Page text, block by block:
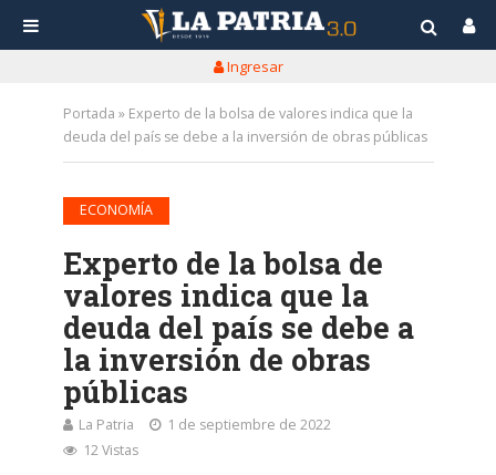
Ingresar
Portada » Experto de la bolsa de valores indica que la
deuda del país se debe a la inversión de obras públicas
ECONOMÍA
Experto de la bolsa de
valores indica que la
deuda del país se debe a
la inversión de obras
públicas
La Patria
1 de septiembre de 2022
12 Vistas